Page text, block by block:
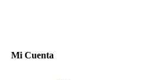
Mi Cuenta